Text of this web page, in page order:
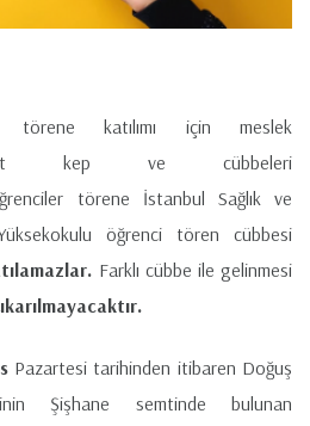
törene katılımı için meslek
ait kep ve cübbeleri
törene İstanbul Sağlık ve
öğrenci tören cübbesi
Farklı cübbe ile gelinmesi
Pazartesi tarihinden itibaren Doğuş
Şişhane semtinde bulunan